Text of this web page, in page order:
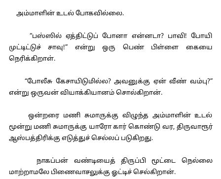
அம்மாளின் உடல் போகவில்லை.
“பஸ்ஸில் ஏத்திட்டுப் போனா என்னடா? பாவி! போயி
முட்டிட்டுச் சாவு!” என்று ஒரு பெண் பிள்ளை கையை
நெரிக்கிறாள்.
“போலீசு கேசாயிடுமில்ல? அவனுக்கு ஏன் வீண் வம்பு?”
என்று ஒருவன் வியாக்கியானம் சொல்கிறான்.
ஒன்றரை மணி சுமாருக்கு விழுந்த அம்மாளின் உடல்
மூன்று மணி சுமாருக்கு யாரோ கார் கொண்டு வர, திருவாரூர்
ஆஸ்பத்திரிக்கு எடுத்துச் செல்லப் படுகிறது.
நாகப்பன் வண்டியைத் திருப்பி மூட்டை நெல்லை
மாற்றாமலே பிணைவாசலுக்கு ஓட்டிச் செல்கிறான்.